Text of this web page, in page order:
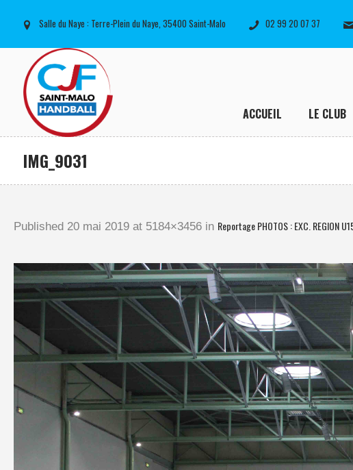
Salle du Naye : Terre-Plein du Naye, 35400 Saint-Malo 02 99 20 07 37
ACCUEIL LE CLUB
IMG_9031
Published 20 mai 2019 at 5184×3456 in Reportage PHOTOS : EXC. REGION